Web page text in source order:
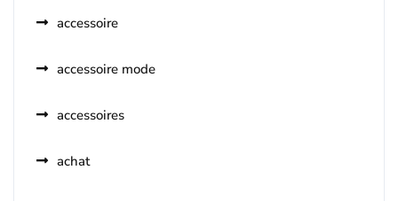
accessoire
accessoire mode
accessoires
achat